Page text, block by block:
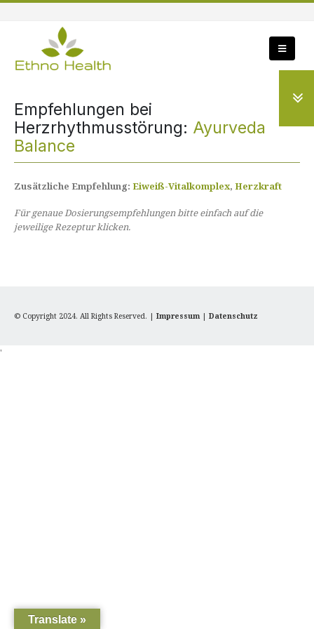
Empfehlungen bei
Herzrhythmusstörung: Ayurveda
Balance
Zusätzliche Empfehlung: Eiweiß-Vitalkomplex, Herzkraft
Für genaue Dosierungsempfehlungen bitte einfach auf die
jeweilige Rezeptur klicken.
© Copyright 2024. All Rights Reserved. | Impressum | Datenschutz
'
Translate »